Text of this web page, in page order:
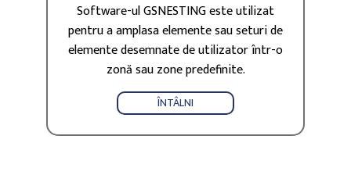
Software-ul GSNESTING este utilizat
pentru a amplasa elemente sau seturi de
elemente desemnate de utilizator într-o
zonă sau zone predefinite.
ÎNTÂLNI